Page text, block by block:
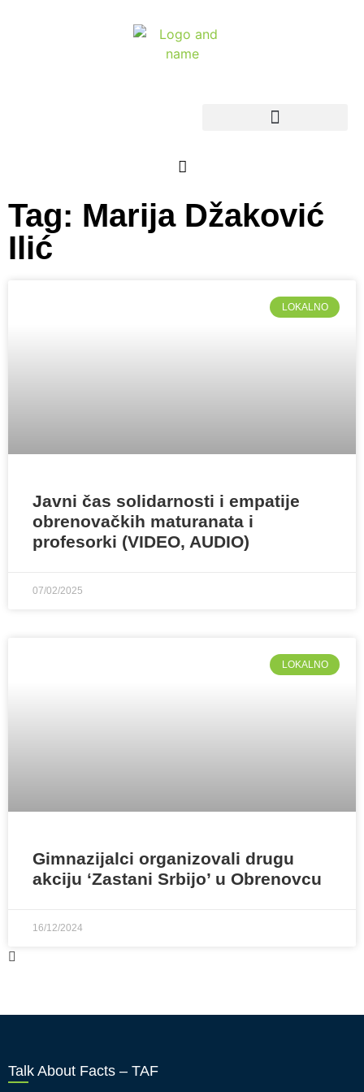
Tag: Marija Džaković
Ilić
LOKALNO
Javni čas solidarnosti i empatije
obrenovačkih maturanata i
profesorki (VIDEO, AUDIO)
07/02/2025
LOKALNO
Gimnazijalci organizovali drugu
akciju ‘Zastani Srbijo’ u Obrenovcu
16/12/2024
Talk About Facts – TAF